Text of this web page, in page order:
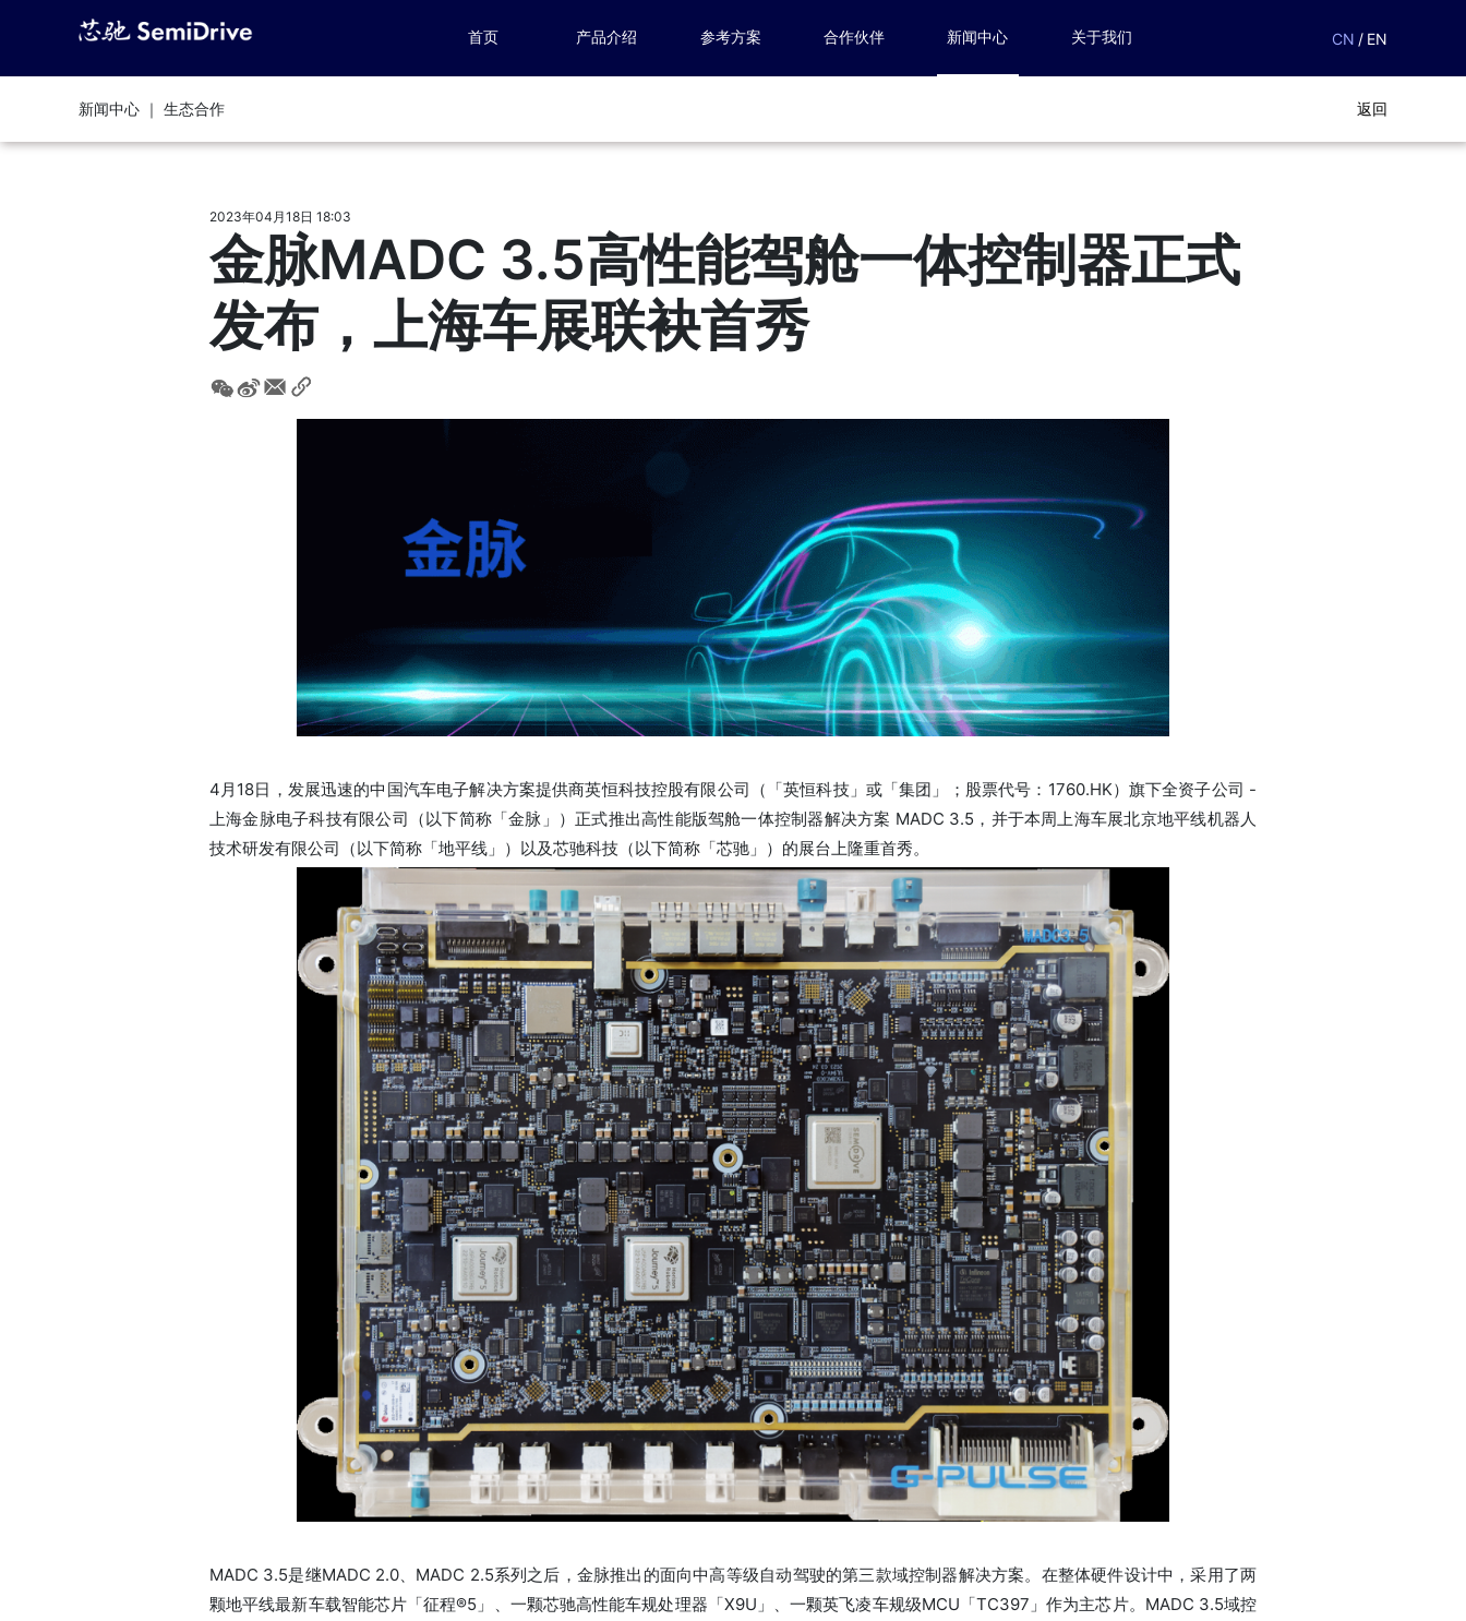
首页 产品介绍 参考方案 合作伙伴 新闻中心 关于我们 CN / EN
新闻中心 ｜ 生态合作 返回
2023年04月18日 18:03
金脉MADC 3.5高性能驾舱一体控制器正式
发布，上海车展联袂首秀
4月18日，发展迅速的中国汽车电子解决方案提供商英恒科技控股有限公司（「英恒科技」或「集团」；股票代号：1760.HK）旗下全资子公司 -
上海金脉电子科技有限公司（以下简称「金脉」）正式推出高性能版驾舱一体控制器解决方案 MADC 3.5，并于本周上海车展北京地平线机器人
技术研发有限公司（以下简称「地平线」）以及芯驰科技（以下简称「芯驰」）的展台上隆重首秀。
MADC 3.5是继MADC 2.0、MADC 2.5系列之后，金脉推出的面向中高等级自动驾驶的第三款域控制器解决方案。在整体硬件设计中，采用了两
颗地平线最新车载智能芯片「征程®5」、一颗芯驰高性能车规处理器「X9U」、一颗英飞凌车规级MCU「TC397」作为主芯片。MADC 3.5域控